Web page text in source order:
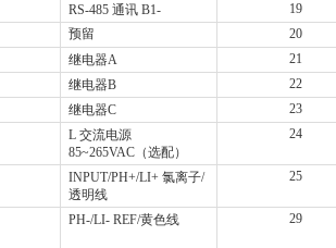
RS-485 通讯 B1-
19
预留
20
继电器A
21
继电器B
22
继电器C
23
L 交流电源
85~265VAC （选配）
24
INPUT/PH+/LI+ 氯离子/
透明线
25
PH-/LI- REF/黄色线 29